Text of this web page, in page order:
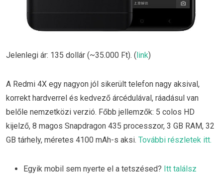
Jelenlegi ár: 135 dollár (~35.000 Ft). ( link)
A Redmi 4X egy nagyon jól sikerült telefon nagy aksival,
korrekt hardverrel és kedvező árcédulával, ráadásul van
belőle nemzetközi verzió. Főbb jellemzők: 5 colos HD
kijelző, 8 magos Snapdragon 435 processzor, 3 GB RAM, 32
GB tárhely, méretes 4100 mAh-s aksi. További részletek itt.
Egyik mobil sem nyerte el a tetszésed? Itt találsz